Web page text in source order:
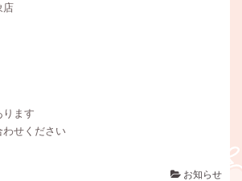
店
ります
わせください
お知らせ